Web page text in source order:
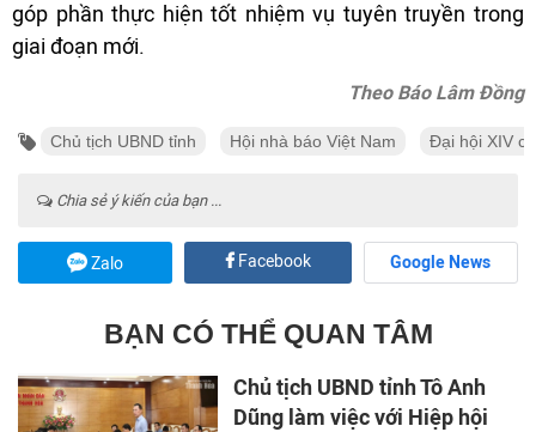
góp phần thực hiện tốt nhiệm vụ tuyên truyền trong
giai đoạn mới.
Theo Báo Lâm Đồng
Chủ tịch UBND tỉnh Hội nhà báo Việt Nam Đại hội XIV
Chia sẻ ý kiến của bạn ...
Zalo Facebook Google News
BẠN CÓ THỂ QUAN TÂM
Chủ tịch UBND tỉnh Tô Anh
Dũng làm việc với Hiệp hội